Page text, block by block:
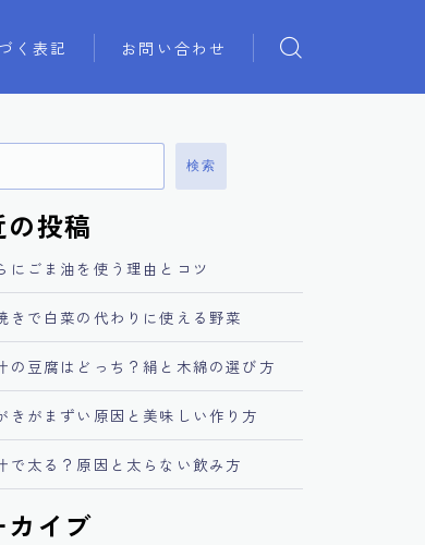
く表記 お問い合わせ
検索
の投稿
にごま油を使う理由とコツ
きで白菜の代わりに使える野菜
の豆腐はどっち？絹と木綿の選び方
きがまずい原因と美味しい作り方
で太る？原因と太らない飲み方
カイブ